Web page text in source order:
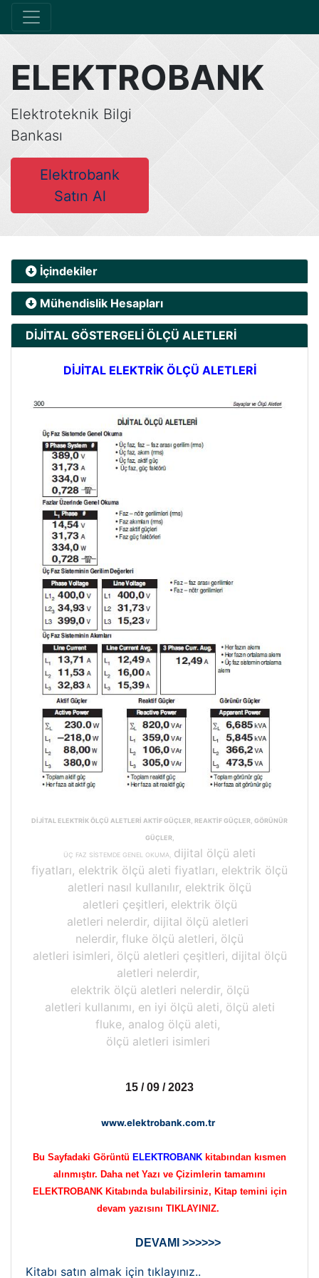
ELEKTROBANK
Elektroteknik Bilgi
Bankası
Elektrobank
Satın Al
İçindekiler
Mühendislik Hesapları
DİJİTAL GÖSTERGELİ ÖLÇÜ ALETLERİ
DİJİTAL ELEKTRİK ÖLÇÜ ALETLERİ
DİJİTAL ELEKTRİK ÖLÇÜ ALETLERİ AKTİF GÜÇLER, REAKTİF GÜÇLER, GÖRÜNÜR
GÜÇLER,
ÜÇ FAZ SİSTEMDE GENEL OKUMA, dijital ölçü aleti
fiyatları, elektrik ölçü aleti fiyatları, elektrik ölçü
aletleri nasıl kullanılır, elektrik ölçü
aletleri çeşitleri, elektrik ölçü
aletleri nelerdir, dijital ölçü aletleri
nelerdir, fluke ölçü aletleri, ölçü
aletleri isimleri, ölçü aletleri çeşitleri, dijital ölçü
aletleri nelerdir,
elektrik ölçü aletleri nelerdir, ölçü
aletleri kullanımı, en iyi ölçü aleti, ölçü aleti
fluke, analog ölçü aleti,
ölçü aletleri isimleri
15 / 09 / 2023
www.elektrobank.com.tr
Bu Sayfadaki Görüntü ELEKTROBANK kitabından kısmen
alınmıştır. Daha net Yazı ve Çizimlerin tamamını
ELEKTROBANK Kitabında bulabilirsiniz, Kitap temini için
devam yazısını TIKLAYINIZ.
DEVAMI >>>>>>
Kitabı satın almak için tıklayınız..